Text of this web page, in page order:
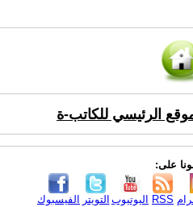
الرئيسي للكاتب-ة
على:
الفيسبوك التويتر اليوتيوب RSS